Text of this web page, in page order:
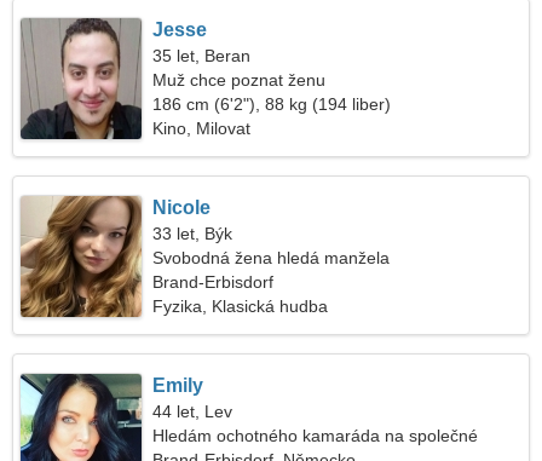
Jesse
35 let, Beran
Muž chce poznat ženu
186 cm (6'2"), 88 kg (194 liber)
Kino, Milovat
Nicole
33 let, Býk
Svobodná žena hledá manžela
Brand-Erbisdorf
Fyzika, Klasická hudba
Emily
44 let, Lev
Hledám ochotného kamaráda na společné